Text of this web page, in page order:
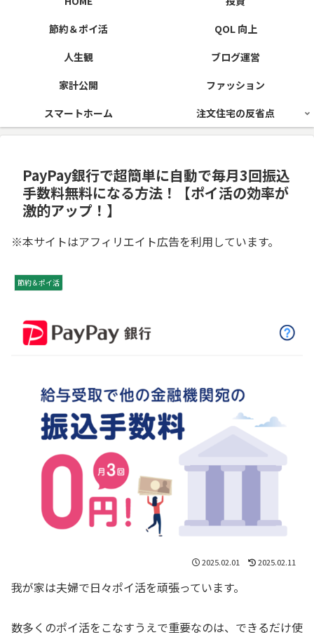
節約＆ポイ活
QOL 向上
人生観
ブログ運営
家計公開
ファッション
スマートホーム
注文住宅の反省点
PayPay銀行で超簡単に自動で毎月3回振込
手数料無料になる方法！【ポイ活の効率が
激的アップ！】
※本サイトはアフィリエイト広告を利用しています。
節約＆ポイ活
2025.02.01 2025.02.11
我が家は夫婦で日々ポイ活を頑張っています。
数多くのポイ活をこなすうえで重要なのは、できるだけ使